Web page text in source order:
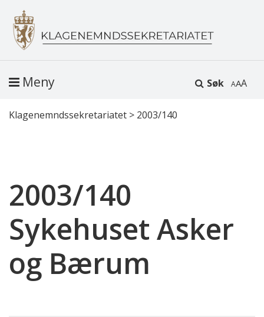
Søk A
Meny
Klagenemndssekretariatet > 2003/140
2003/140
Sykehuset Asker
og Bærum